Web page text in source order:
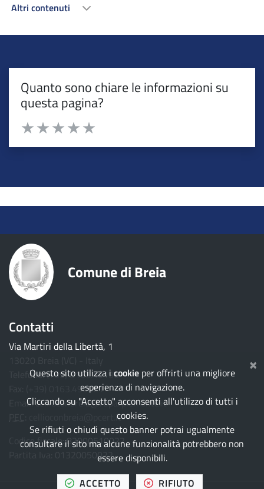
Questo sito utilizza i cookieper offrirti una migliore
esperienza di navigazione.
Cliccando su "Accetto" acconsenti all'utilizzo di tutti i
cookies.
Se rifiuti o chiudi questo banner potrai ugualmente
consultare il sito ma alcune funzionalità potrebbero non
essere disponibili.
ACCETTO TUTTI I COOKIES
RIFIUTO
×
Altri contenuti
Quanto sono chiare le informazioni su
questa pagina?
Valuta da 1 a 5 stelle la pagina
Comune di Breia
Contatti
Via Martiri della Libertà, 1
Telefono:(+39) 0163.49196
(+39) 0163.490921
Email:cellioconbreia@ruparpiemonte.it
cellioconbreia@pcert.it
Codice fiscale: 82000510022
Partita Iva: 01320050022